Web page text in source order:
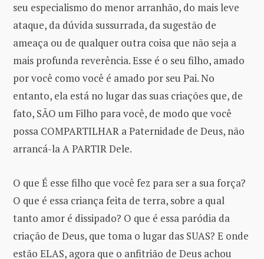
seu especialismo do menor arranhão, do mais leve
ataque, da dúvida sussurrada, da sugestão de
ameaça ou de qualquer outra coisa que não seja a
mais profunda reverência. Esse é o seu filho, amado
por você como você é amado por seu Pai. No
entanto, ela está no lugar das suas criações que, de
fato, SÃO um Filho para você, de modo que você
possa COMPARTILHAR a Paternidade de Deus, não
arrancá-la A PARTIR Dele.
O que É esse filho que você fez para ser a sua força?
O que é essa criança feita de terra, sobre a qual
tanto amor é dissipado? O que é essa paródia da
criação de Deus, que toma o lugar das SUAS? E onde
estão ELAS, agora que o anfitrião de Deus achou